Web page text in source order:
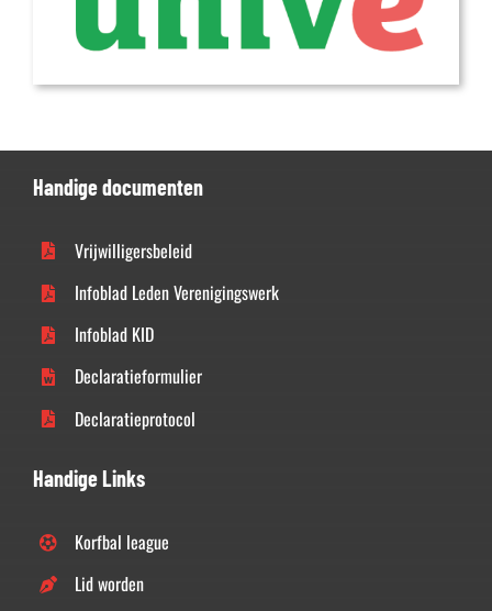
Handige documenten
Vrijwilligersbeleid
Infoblad Leden Verenigingswerk
Infoblad KID
Declaratieformulier
Declaratieprotocol
Handige Links
Korfbal league
Lid worden